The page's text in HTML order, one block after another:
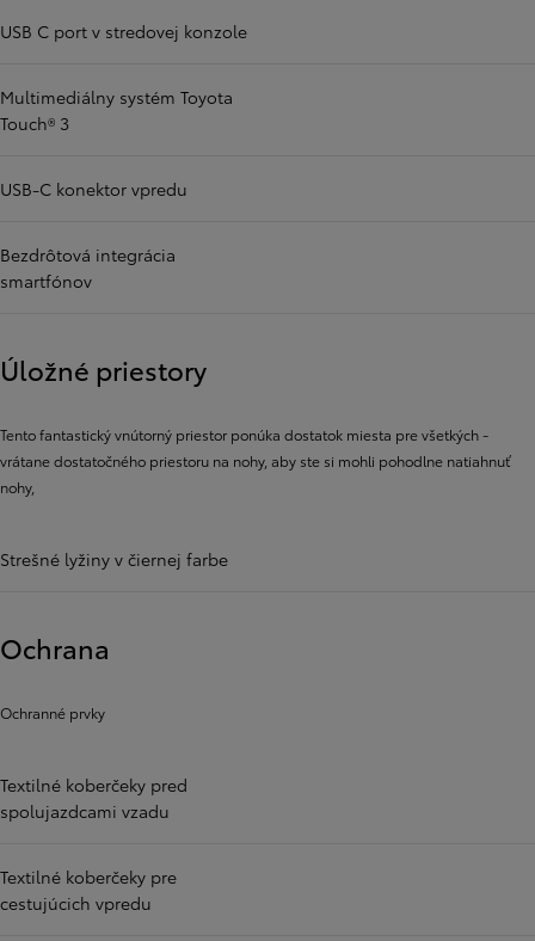
USB C port v stredovej konzole
Multimediálny systém Toyota
Touch® 3
USB-C konektor vpredu
Bezdrôtová integrácia
smartfónov
Úložné priestory
Tento fantastický vnútorný priestor ponúka dostatok miesta pre všetkých -
vrátane dostatočného priestoru na nohy, aby ste si mohli pohodlne natiahnuť
nohy,
Strešné lyžiny v čiernej farbe
Ochrana
Ochranné prvky
Textilné koberčeky pred
spolujazdcami vzadu
Textilné koberčeky pre
cestujúcich vpredu